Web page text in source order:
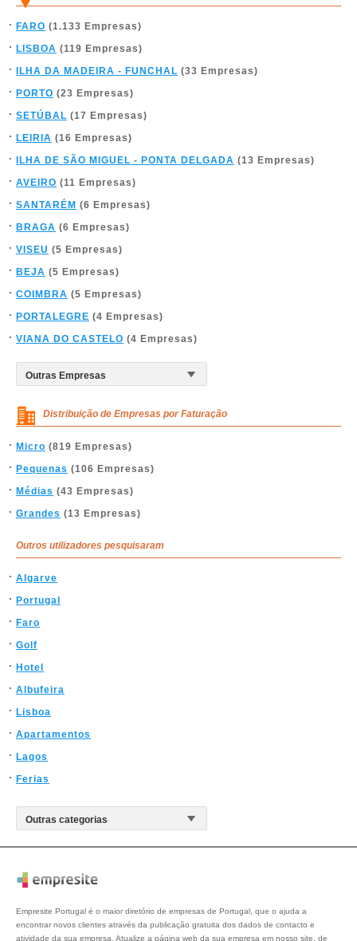
FARO (1.133 Empresas)
LISBOA (119 Empresas)
ILHA DA MADEIRA - FUNCHAL (33 Empresas)
PORTO (23 Empresas)
SETÚBAL (17 Empresas)
LEIRIA (16 Empresas)
ILHA DE SÃO MIGUEL - PONTA DELGADA (13 Empresas)
AVEIRO (11 Empresas)
SANTARÉM (6 Empresas)
BRAGA (6 Empresas)
VISEU (5 Empresas)
BEJA (5 Empresas)
COIMBRA (5 Empresas)
PORTALEGRE (4 Empresas)
VIANA DO CASTELO (4 Empresas)
Distribuição de Empresas por Faturação
Micro (819 Empresas)
Pequenas (106 Empresas)
Médias (43 Empresas)
Grandes (13 Empresas)
Outros utilizadores pesquisaram
Algarve
Portugal
Faro
Golf
Hotel
Albufeira
Lisboa
Apartamentos
Lagos
Ferias
Empresite Portugal é o maior diretório de empresas de Portugal, que o ajuda a
encontrar novos clientes através da publicação gratuita dos dados de contacto e
atividade da sua empresa. Atualize a página web da sua empresa em nosso site, de